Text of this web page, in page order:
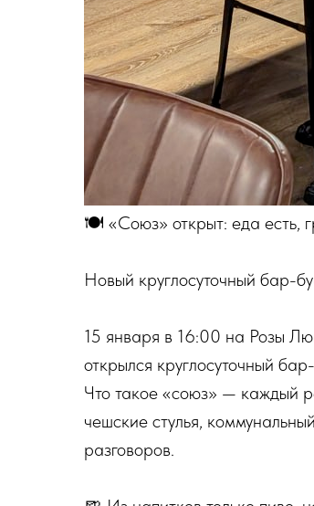
🍽 «Союз» открыт: еда есть,
Новый круглосуточный бар-
15 января в 16:00 на Розы
открылся круглосуточный
Что такое «союз» — каждый
чешские стулья,
разговоров.